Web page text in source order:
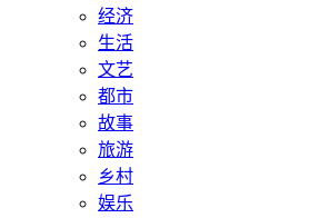
经济
生活
文艺
都市
故事
旅游
乡村
娱乐